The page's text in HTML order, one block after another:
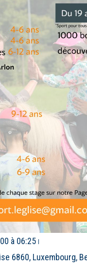
à 06:25
6860, Luxembourg,